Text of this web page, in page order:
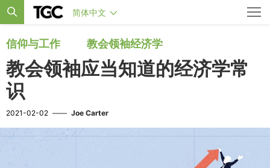
简体中文
信仰与工作 教会领袖经济学
教会领袖应当知道的经济学常
识
2021-02-02 —— Joe Carter